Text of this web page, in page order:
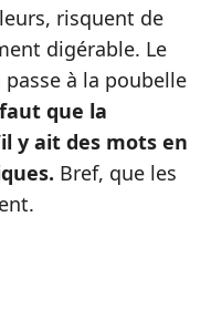
risquent de
digérable. Le
à la poubelle
que la
y ait des mots en
Bref, que les